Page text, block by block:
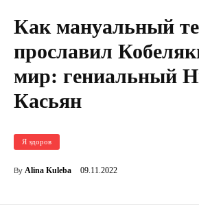
Как мануальный
прославил
мир: гениальный
Касьян
Я здоров
By Alina Kuleba 09.11.2022